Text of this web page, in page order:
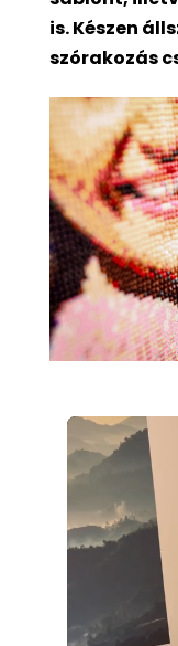
is. Készen
szórakozás